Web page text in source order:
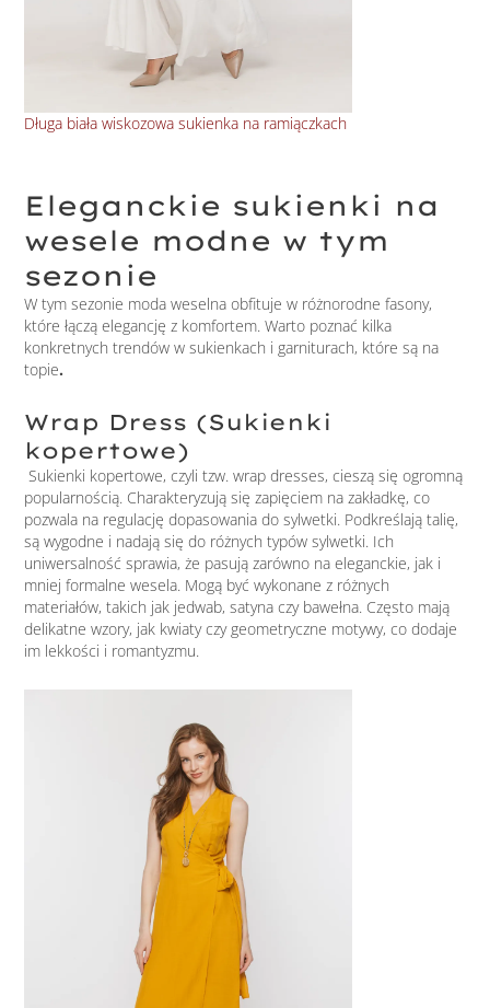
Długa biała wiskozowa sukienka na ramiączkach
Eleganckie sukienki na
wesele modne w tym
sezonie
W tym sezonie moda weselna obfituje w różnorodne fasony,
które łączą elegancję z komfortem. Warto poznać kilka
konkretnych trendów w sukienkach i garniturach, które są na
topie.
Wrap Dress (Sukienki
kopertowe)
Sukienki kopertowe, czyli tzw. wrap dresses, cieszą się ogromną
popularnością. Charakteryzują się zapięciem na zakładkę, co
pozwala na regulację dopasowania do sylwetki. Podkreślają talię,
są wygodne i nadają się do różnych typów sylwetki. Ich
uniwersalność sprawia, że pasują zarówno na eleganckie, jak i
mniej formalne wesela. Mogą być wykonane z różnych
materiałów, takich jak jedwab, satyna czy bawełna. Często mają
delikatne wzory, jak kwiaty czy geometryczne motywy, co dodaje
im lekkości i romantyzmu.